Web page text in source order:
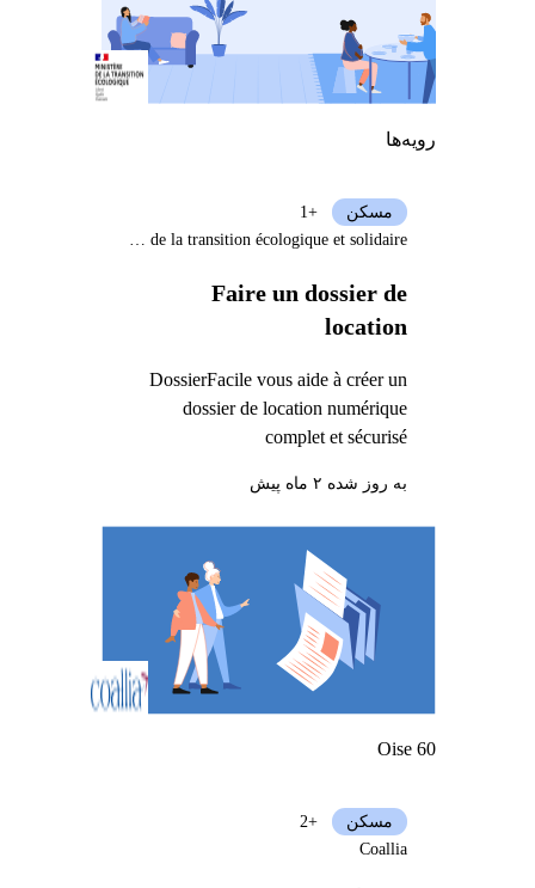
رویه‌ها
Faire un dossier de
location
DossierFacile vous aide à créer un
dossier de location numérique
complet et sécurisé
مسکن
+1
Ministère de la transition écologique et solidaire
به روز شده ۲ ماه پیش
Oise 60
مسکن
+2
Coallia